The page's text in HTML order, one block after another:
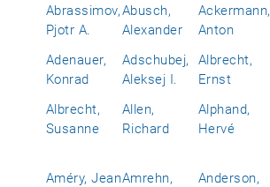
Abrassimov,
Pjotr A.
Abusch,
Alexander
Ackermann,
Anton
Adenauer,
Konrad
Adschubej,
Aleksej I.
Albrecht,
Ernst
Albrecht,
Susanne
Allen,
Richard
Alphand,
Hervé
Améry, JeanAmrehn,
Anderson,